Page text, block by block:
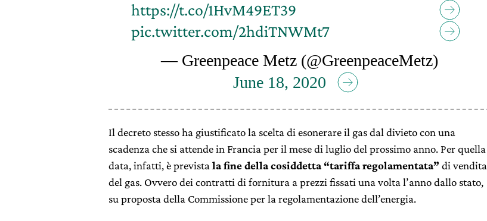
https://t.co/1HvM49ET39
pic.twitter.com/2hdiTNWMt7
— Greenpeace Metz (@GreenpeaceMetz)
June 18, 2020
Il decreto stesso ha giustificato la scelta di esonerare il gas dal divieto con una
scadenza che si attende in Francia per il mese di luglio del prossimo anno. Per quella
data, infatti, è prevista la fine della cosiddetta “tariffa regolamentata” di vendita
del gas. Ovvero dei contratti di fornitura a prezzi fissati una volta l’anno dallo stato,
su proposta della Commissione per la regolamentazione dell’energia.